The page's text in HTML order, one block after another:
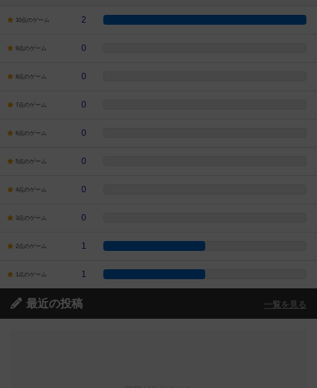
10点のゲーム 2
9点のゲーム 0
8点のゲーム 0
7点のゲーム 0
6点のゲーム 0
5点のゲーム 0
4点のゲーム 0
3点のゲーム 0
2点のゲーム 1
1点のゲーム 1
最近の投稿 一覧を見る